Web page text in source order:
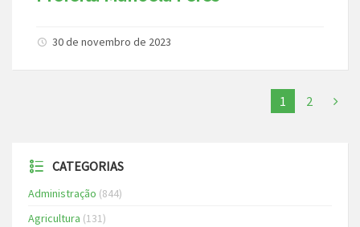
30 de novembro de 2023
1 2
CATEGORIAS
Administração (844)
Agricultura (131)